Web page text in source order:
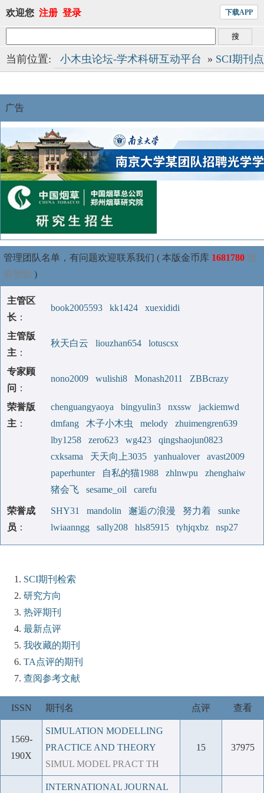
欢迎您 注册 登录 下载APP
当前位置: 小木虫论坛-学术科研互动平台 » SCI期刊
广告
管理团队名单，有问题欢迎联系我们 ( 本版金币库 1681780 我
要赞助 )
主管区
长 ：
book2005593 kk1424 xuexididi
主管版
主 ：
秋天白云 liouzhan654 lotuscsx
专家顾
问 ：
nono2009 wulishi8 Monash2011 ZBBcrazy
荣誉版
主 ：
chenguangyaoya bingyulin3 nxssw
jackiemwd
dmfang
木子小木虫 melody
zhuimengren639
lby1258
zero623 wg423
qingshaojun0823
cxksama
天天向上3035 yanhualover
avast2009
paperhunter
自私的猫1988 zhlnwpu
zhenghaiw
猪会飞
sesame_oil carefu
荣誉成
员 ：
SHY31 mandolin 邂逅の浪漫 努力着
sunke
lwiaanngg
sally208 hls85915 tyhjqxbz nsp27
SCI期刊检索
研究方向
热评期刊
最新点评
我收藏的期刊
TA点评的期刊
查阅参考文献
ISSN 期刊名 点评 查看
1569-
190X
SIMULATION MODELLING
PRACTICE AND THEORY
SIMUL MODEL PRACT TH
15 37975
INTERNATIONAL JOURNAL